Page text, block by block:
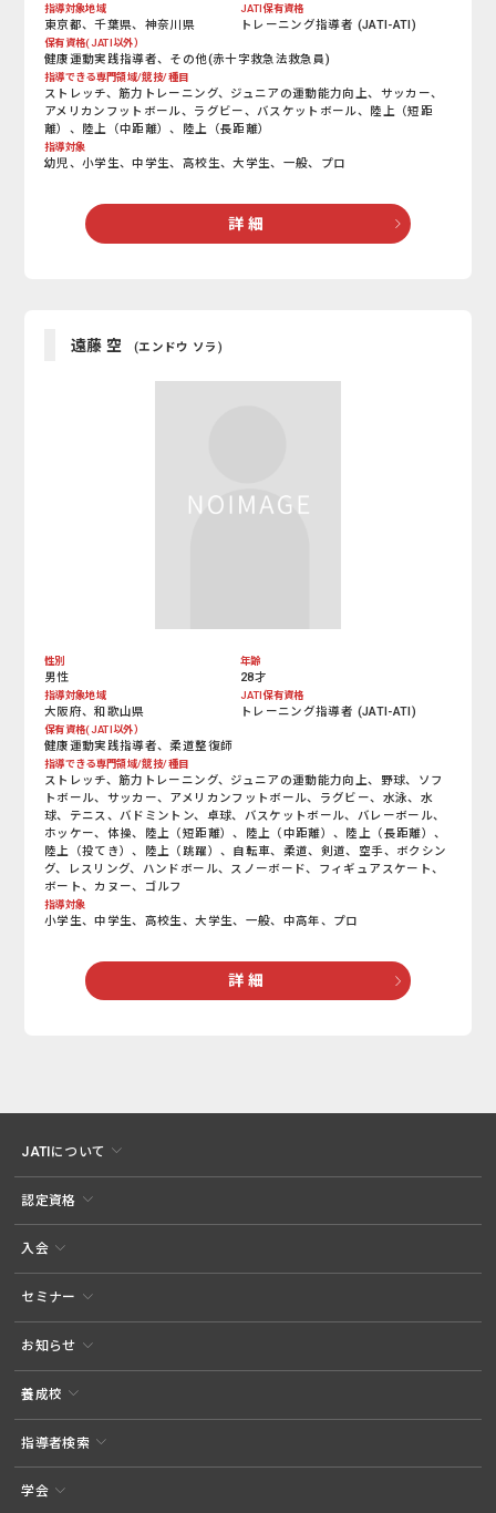
指導対象地域
東京都、千葉県、神奈川県
JATI保有資格
トレーニング指導者 (JATI-ATI)
保有資格(JATI以外）
健康運動実践指導者、その他(赤十字救急法救急員)
指導できる専門領域/競技/種目
ストレッチ、筋力トレーニング、ジュニアの運動能力向上、サッカー、
アメリカンフットボール、ラグビー、バスケットボール、陸上（短距
離）、陸上（中距離）、陸上（長距離）
指導対象
幼児、小学生、中学生、高校生、大学生、一般、プロ
詳 細
遠藤 空 (エンドウ ソラ)
性別
男性
年齢
28才
指導対象地域
大阪府、和歌山県
JATI保有資格
トレーニング指導者 (JATI-ATI)
保有資格(JATI以外）
健康運動実践指導者、柔道整復師
指導できる専門領域/競技/種目
ストレッチ、筋力トレーニング、ジュニアの運動能力向上、野球、ソフ
トボール、サッカー、アメリカンフットボール、ラグビー、水泳、水
球、テニス、バドミントン、卓球、バスケットボール、バレーボール、
ホッケー、体操、陸上（短距離）、陸上（中距離）、陸上（長距離）、
陸上（投てき）、陸上（跳躍）、自転車、柔道、剣道、空手、ボクシン
グ、レスリング、ハンドボール、スノーボード、フィギュアスケート、
ボート、カヌー、ゴルフ
指導対象
小学生、中学生、高校生、大学生、一般、中高年、プロ
詳 細
JATIについて
認定資格
入会
セミナー
お知らせ
養成校
指導者検索
学会